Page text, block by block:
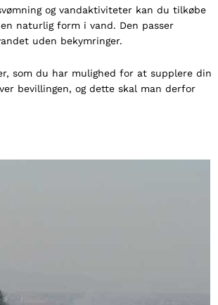
og vandaktiviteter kan du tilkøbe
naturlig form i vand. Den passer
uden bekymringer.
som du har mulighed for at supplere din
bevillingen, og dette skal man derfor